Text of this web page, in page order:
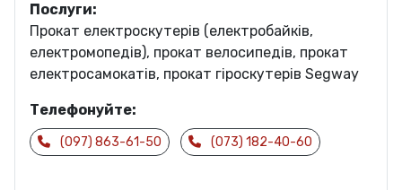
Послуги:
Прокат електроскутерів (електробайків,
електромопедів), прокат велосипедів, прокат
електросамокатів, прокат гіроскутерів Segway
Телефонуйте:
(097) 863-61-50 (073) 182-40-60